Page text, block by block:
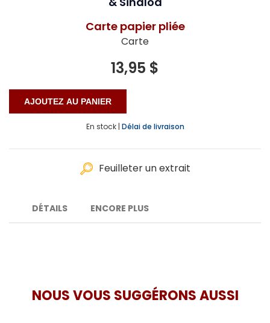
Carte papier pliée
Carte
13,95 $
En stock | Délai de livraison
Feuilleter un extrait
DÉTAILS ENCORE PLUS
NOUS VOUS SUGGÉRONS AUSSI